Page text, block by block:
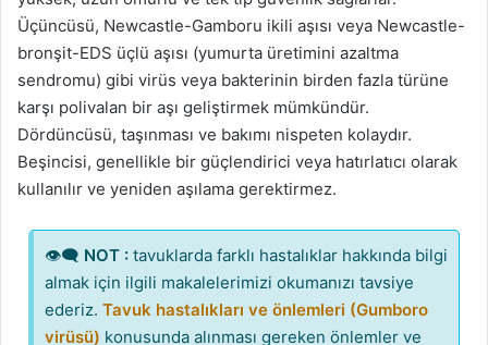
Üçüncüsü, Newcastle-Gamboru ikili aşısı veya Newcastle-
bronşit-EDS üçlü aşısı (yumurta üretimini azaltma
sendromu) gibi virüs veya bakterinin birden fazla türüne
karşı polivalan bir aşı geliştirmek mümkündür.
Dördüncüsü, taşınması ve bakımı nispeten kolaydır.
Beşincisi, genellikle bir güçlendirici veya hatırlatıcı olarak
kullanılır ve yeniden aşılama gerektirmez.
👁‍🗨 NOT : tavuklarda farklı hastalıklar hakkında bilgi
almak için ilgili makalelerimizi okumanızı tavsiye
ederiz. Tavuk hastalıkları ve önlemleri (Gumboro
virüsü) konusunda alınması gereken önlemler ve